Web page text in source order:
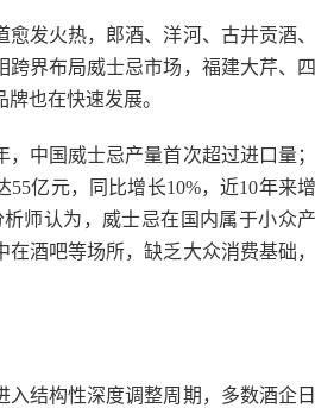
发火热，郎酒、洋河、古井贡酒、
跨界布局威士忌市场，福建大芹、四
也在快速发展。
，中国威士忌产量首次超过进口量；
55亿元，同比增长10%，近10年来增
师认为，威士忌在国内属于小众产
酒吧等场所，缺乏大众消费基础，
入结构性深度调整周期，多数酒企日